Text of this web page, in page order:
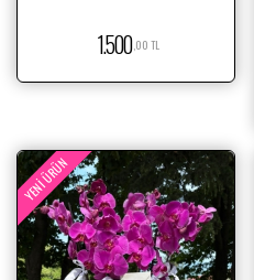
1.500 ,00 TL
YENI ÜRÜN